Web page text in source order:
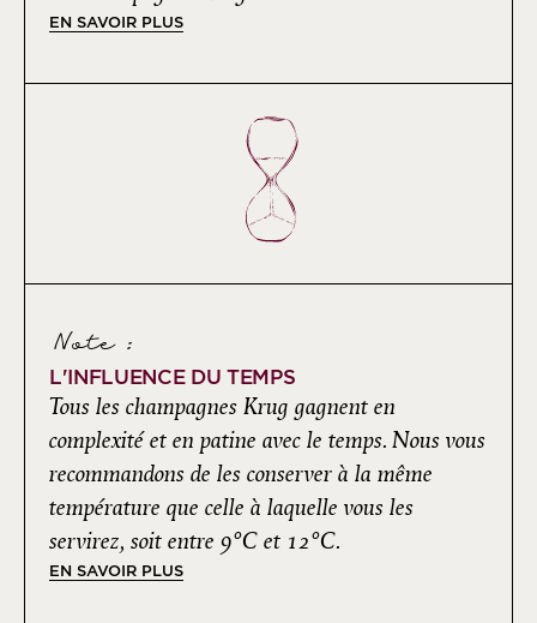
EN SAVOIR PLUS
Note :
L'INFLUENCE DU TEMPS
Tous les champagnes Krug gagnent en
complexité et en patine avec le temps. Nous vous
recommandons de les conserver à la même
température que celle à laquelle vous les
servirez, soit entre 9°C et 12°C.
EN SAVOIR PLUS